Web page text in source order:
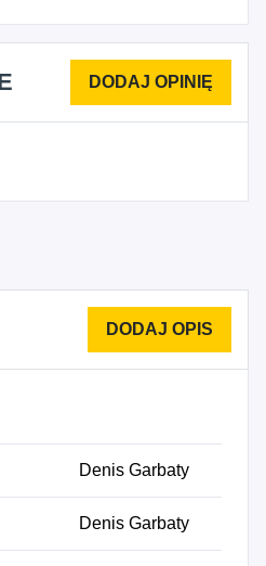
- Malowanie i
w obrocie
- Wykonywanie
Denis Garbaty
Denis Garbaty